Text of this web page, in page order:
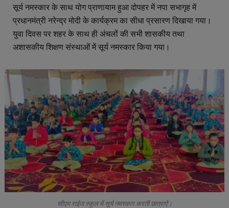
सूर्य नमस्कार के साथ योग प्राणायाम हुआ दोपहर में नपा सभागृह में
प्रधानमंत्री नरेन्द्र मोदी के कार्यक्रम का सीधा प्रसारण दिखाया गया।
युवा दिवस पर शहर के साथ ही अंचलों की सभी शासकीय तथा
अशासकीय शिक्षण संस्थाओं में सूर्य नमस्कार किया गया।
सीएम राईज स्कूल में सूर्य नमस्कार करती छात्राऐं।